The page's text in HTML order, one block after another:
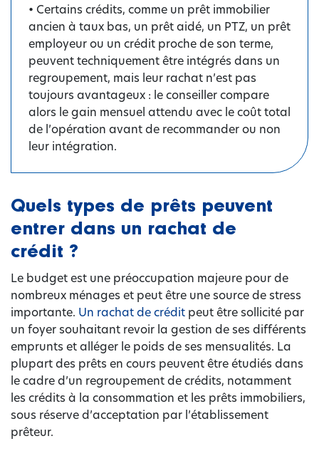
• Certains crédits, comme un prêt immobilier
ancien à taux bas, un prêt aidé, un PTZ, un prêt
employeur ou un crédit proche de son terme,
peuvent techniquement être intégrés dans un
regroupement, mais leur rachat n’est pas
toujours avantageux : le conseiller compare
alors le gain mensuel attendu avec le coût total
de l’opération avant de recommander ou non
leur intégration.
Quels types de prêts peuvent
entrer dans un rachat de
crédit ?
Le budget est une préoccupation majeure pour de
nombreux ménages et peut être une source de stress
importante. Un rachat de crédit peut être sollicité par
un foyer souhaitant revoir la gestion de ses différents
emprunts et alléger le poids de ses mensualités. La
plupart des prêts en cours peuvent être étudiés dans
le cadre d’un regroupement de crédits, notamment
les crédits à la consommation et les prêts immobiliers,
sous réserve d’acceptation par l’établissement
prêteur.